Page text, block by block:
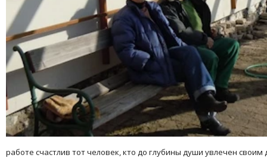
работе счастлив тот человек, кто до глубины души увлечен своим